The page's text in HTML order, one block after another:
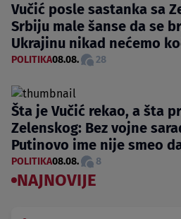
Vučić posle sastanka sa
Srbiju male šanse da se
Ukrajinu nikad nećemo
POLITIKA08.08. 28
Šta je Vučić rekao, a šta
Zelenskog: Bez vojne
Putinovo ime nije smeo
POLITIKA08.08. 8
NAJNOVIJE